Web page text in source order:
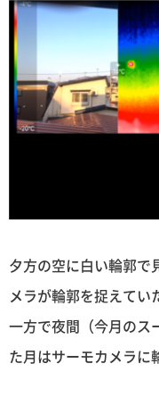
夕方の空に白い輪郭で
メラが輪郭を捉えてい
一方で夜間（今月のス
た月はサーモカメラに